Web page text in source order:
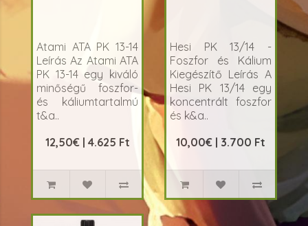
Atami ATA PK 13-14
Leírás Az Atami ATA
PK 13-14 egy kiváló
minőségű foszfor-
és káliumtartalmú
t&a..
12,50€ | 4.625 Ft
Hesi PK 13/14 -
Foszfor és Kálium
Kiegészítő Leírás A
Hesi PK 13/14 egy
koncentrált foszfor
és k&a..
10,00€ | 3.700 Ft